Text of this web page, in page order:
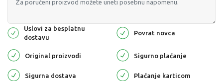
Uslovi za besplatnu
dostavu
Povrat novca
Original proizvodi Sigurno plaćanje
Sigurna dostava Plaćanje karticom